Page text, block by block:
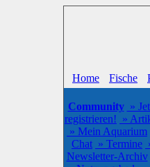
Home Fische
Community »
registrieren! »
» Mein Aquarium
Chat » Termine
Newsletter-Archiv